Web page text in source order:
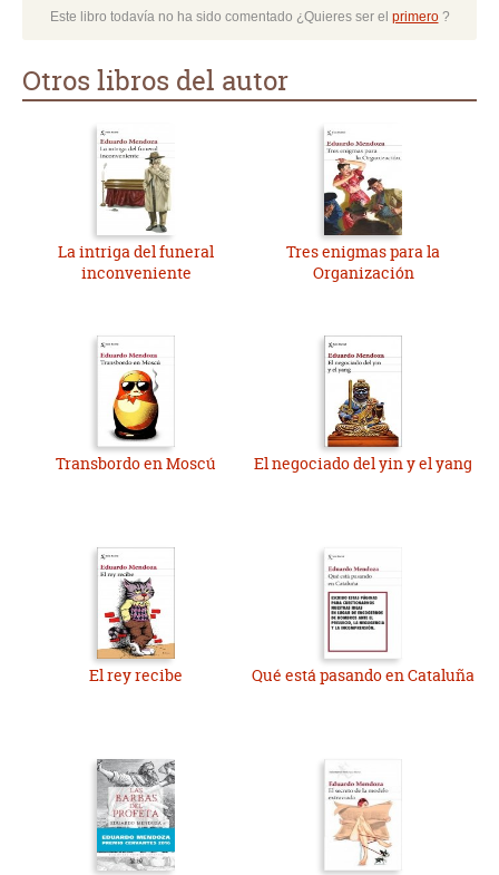
Este libro todavía no ha sido comentado ¿Quieres ser el primero?
Otros libros del autor
La intriga del funeral
inconveniente
Tres enigmas para la
Organización
Transbordo en Moscú El negociado del yin y el yang
El rey recibe Qué está pasando en Cataluña